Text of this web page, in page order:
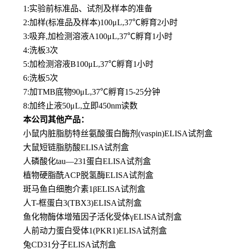
1:实验前标准品、试剂及样本的准备
2:加样(标准品及样本)100μL,37℃孵育2小时
3:吸弃,加检测溶液A100μL,37℃孵育1小时
4:洗板3次
5:加检测溶液B100μL,37℃孵育1小时
6:洗板5次
7:加TMB底物90μL,37℃孵育15-25分钟
8:加终止液50μL,立即450nm读数
本公司其他产品：
小鼠内脏脂肪特丝氨酸蛋白酶剂(vaspin)ELISA试剂盒
大鼠短链脂肪酸ELISA试剂盒
人磷酸化tau—231蛋白ELISA试剂盒
植物硬脂酰ACP脱氢酶ELISA试剂盒
斑马鱼白细胞介素1βELISA试剂盒
人T-框蛋白3(TBX3)ELISA试剂盒
鱼化物酶体增殖因子活化受体γELISA试剂盒
人前动力蛋白受体1(PKR1)ELISA试剂盒
兔CD31分子ELISA试剂盒